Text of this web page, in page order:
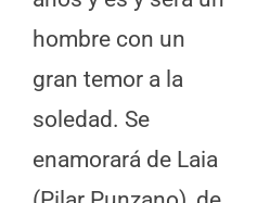
hombre con un
gran temor a la
soledad. Se
enamorará de Laia